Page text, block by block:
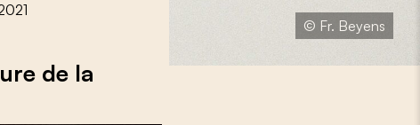
© Fr. Beyens
de la